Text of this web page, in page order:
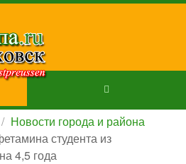
Новости города и района
студента из
4,5 года